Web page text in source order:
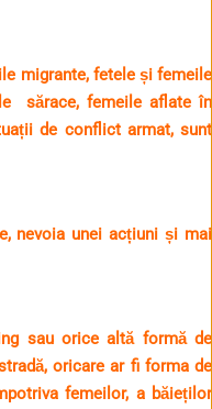
migrante, fetele și femeile
sărace, femeile aflate în
de conflict armat, sunt
nevoia unei acțiuni și mai
sau orice altă formă de
oricare ar fi forma de
femeilor, a băieților